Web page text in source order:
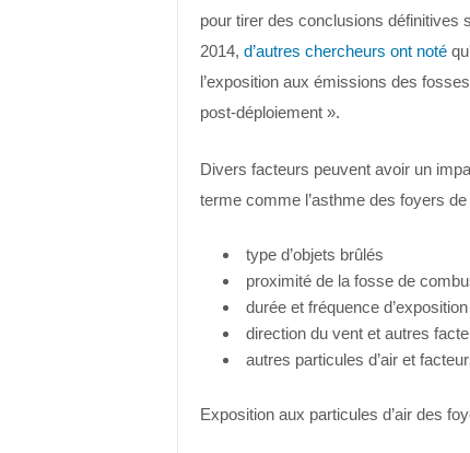
pour tirer des conclusions définitives
2014, d’autres chercheurs ont noté
l’exposition aux émissions des
post-déploiement ».
Divers facteurs peuvent avoir un
terme comme l’asthme des foyers
type d’objets brûlés
proximité de la fosse de
durée et fréquence d’exposition
direction du vent et autres
autres particules d’air et
Exposition aux particules d’air des